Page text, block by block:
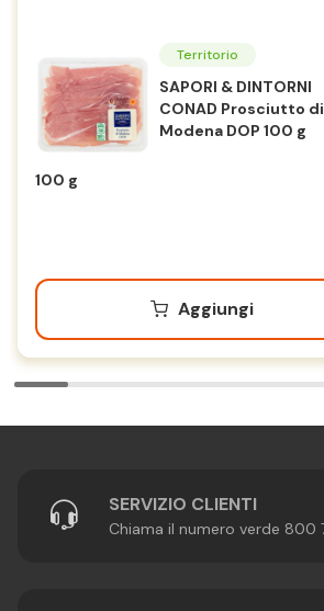
Territorio
SAPORI & DINTORNI
CONAD Prosciutto di
Modena DOP 100 g
100 g
Aggiungi
SERVIZIO CLIENTI
Chiama il numero verde 800